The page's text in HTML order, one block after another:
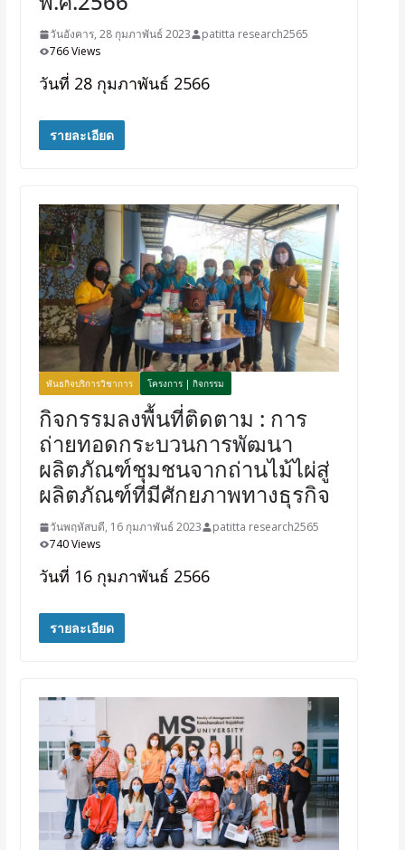
วันอังคาร, 28 กุมภาพันธ์ 2023
patitta research2565
766 Views
วันที่ 28 กุมภาพันธ์ 2566
รายละเอียด
พันธกิจบริการวิชาการ โครงการ | กิจกรรม
กิจกรรมลงพื้นที่ติดตาม : การ
ถ่ายทอดกระบวนการพัฒนา
ผลิตภัณฑ์ชุมชนจากถ่านไม้ไผ่สู่
ผลิตภัณฑ์ที่มีศักยภาพทางธุรกิจ
วันพฤหัสบดี, 16 กุมภาพันธ์ 2023
patitta research2565
740 Views
วันที่ 16 กุมภาพันธ์ 2566
รายละเอียด